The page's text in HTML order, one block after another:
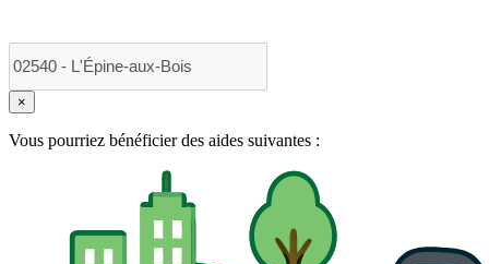
×
Vous pourriez bénéficier des aides suivantes :